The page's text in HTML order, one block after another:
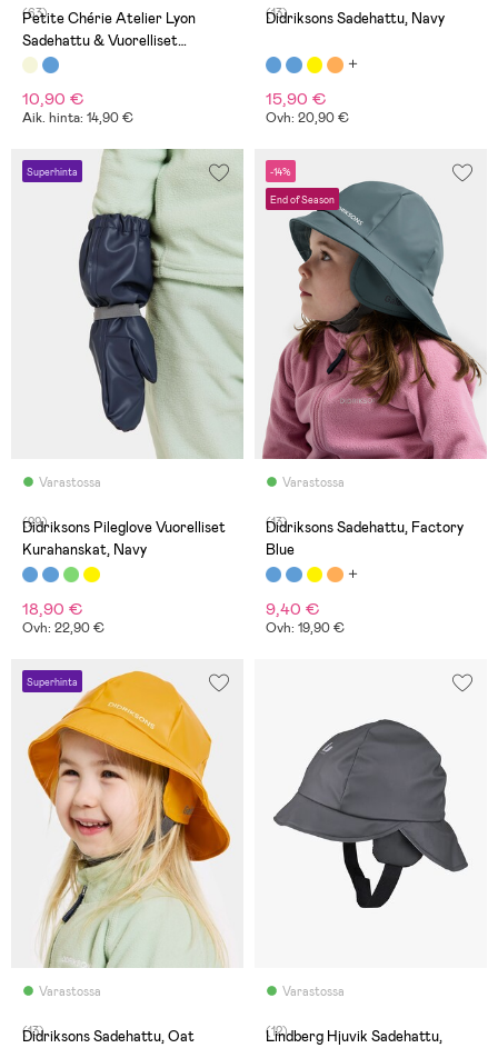
(63)
Petite Chérie Atelier Lyon
Sadehattu & Vuorelliset
Rukkaset, Leo Mellow Rose
10,90 €
Aik. hinta: 14,90 €
(13)
Didriksons Sadehattu, Navy
15,90 €
Ovh: 20,90 €
Superhinta
Varastossa
(29)
Didriksons Pileglove Vuorelliset
Kurahanskat, Navy
18,90 €
Ovh: 22,90 €
-14%
End of Season
Varastossa
(13)
Didriksons Sadehattu, Factory
Blue
9,40 €
Ovh: 19,90 €
Superhinta
Varastossa
(13)
Didriksons Sadehattu, Oat
Varastossa
(12)
Lindberg Hjuvik Sadehattu,